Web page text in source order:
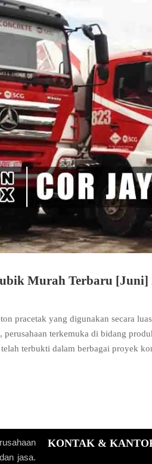
Murah Terbaru [Juni]
pracetak yang digunakan secara
terkemuka di bidang
terbukti dalam berbagai proyek
jasa.
KONTAK &